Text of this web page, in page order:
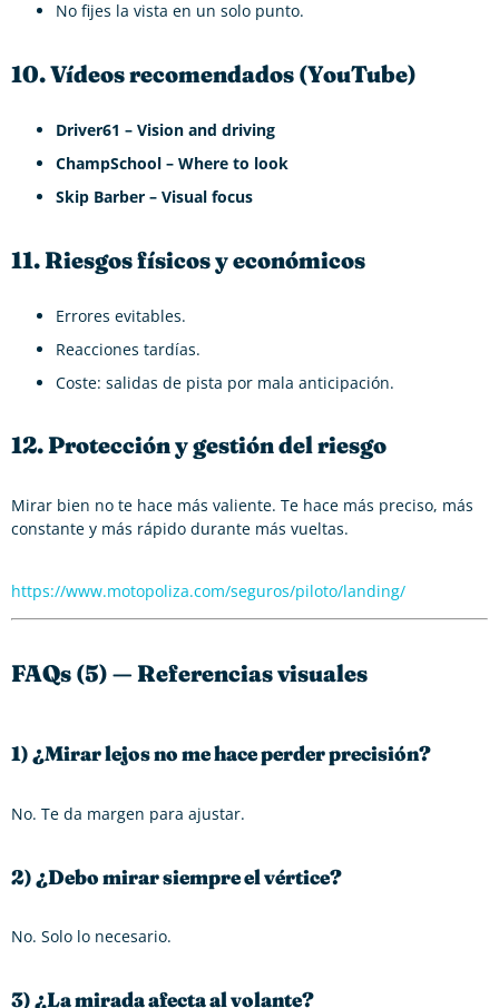
No fijes la vista en un solo punto.
10. Vídeos recomendados (YouTube)
Driver61 – Vision and driving
ChampSchool – Where to look
Skip Barber – Visual focus
11. Riesgos físicos y económicos
Errores evitables.
Reacciones tardías.
Coste: salidas de pista por mala anticipación.
12. Protección y gestión del riesgo
Mirar bien no te hace más valiente. Te hace más preciso, más
constante y más rápido durante más vueltas.
https://www.motopoliza.com/seguros/piloto/landing/
FAQs (5) — Referencias visuales
1) ¿Mirar lejos no me hace perder precisión?
No. Te da margen para ajustar.
2) ¿Debo mirar siempre el vértice?
No. Solo lo necesario.
3) ¿La mirada afecta al volante?